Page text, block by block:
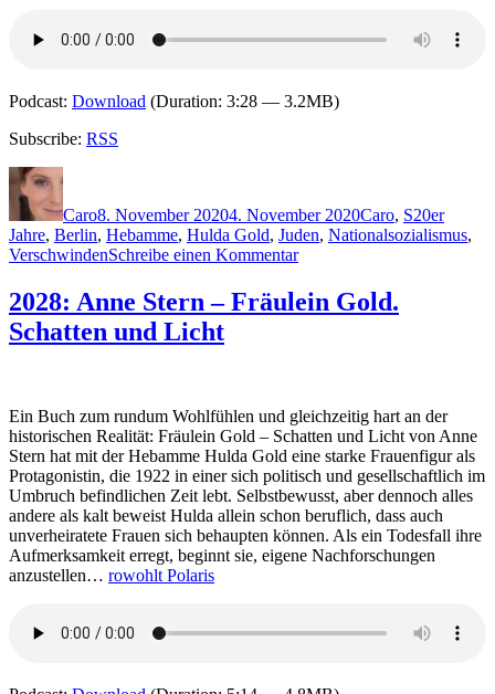
Podcast: Download (Duration: 3:28 — 3.2MB)
Subscribe: RSS
Autor
Caro8. November 20204. November 2020Caro, S20er
Jahre, Berlin, Hebamme, Hulda Gold, Juden, Nationalsozialismus,
VerschwindenSchreibe einen Kommentarzu
Anne
Stern
2028: Anne Stern – Fräulein Gold.
Schatten und Licht
Ein Buch zum rundum Wohlfühlen und gleichzeitig hart an der
historischen Realität: Fräulein Gold – Schatten und Licht von Anne
Stern hat mit der Hebamme Hulda Gold eine starke Frauenfigur als
Protagonistin, die 1922 in einer sich politisch und gesellschaftlich im
Umbruch befindlichen Zeit lebt. Selbstbewusst, aber dennoch alles
andere als kalt beweist Hulda allein schon beruflich, dass auch
unverheiratete Frauen sich behaupten können. Als ein Todesfall ihre
Aufmerksamkeit erregt, beginnt sie, eigene Nachforschungen
anzustellen… rowohlt Polaris